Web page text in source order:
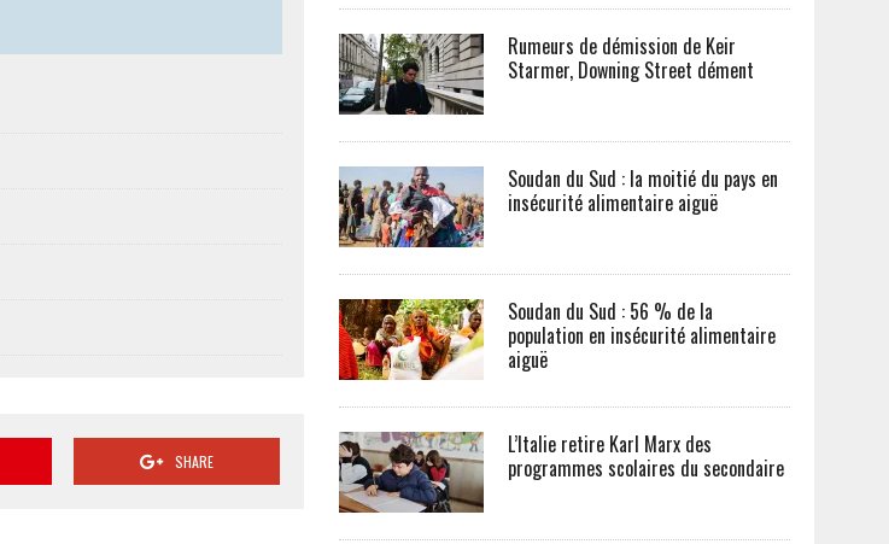
SHARE
Rumeurs de démission de Keir
Starmer, Downing Street dément
Soudan du Sud : la moitié du pays en
insécurité alimentaire aiguë
Soudan du Sud : 56 % de la
population en insécurité alimentaire
aiguë
L’Italie retire Karl Marx des
programmes scolaires du secondaire